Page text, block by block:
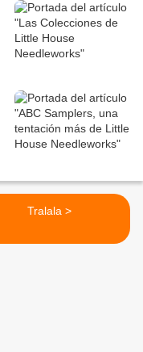
Tralala >